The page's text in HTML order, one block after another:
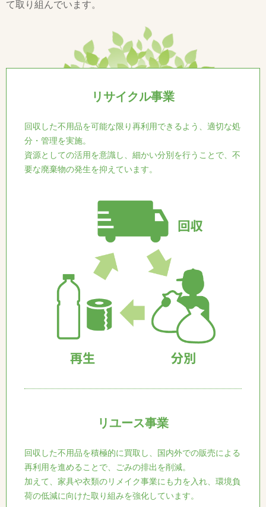
て取り組んでいます。
リサイクル事業
回収した不用品を可能な限り再利用できるよう、適切な処
分・管理を実施。
資源としての活用を意識し、細かい分別を行うことで、不
要な廃棄物の発生を抑えています。
リユース事業
回収した不用品を積極的に買取し、国内外での販売による
再利用を進めることで、ごみの排出を削減。
加えて、家具や衣類のリメイク事業にも力を入れ、環境負
荷の低減に向けた取り組みを強化しています。